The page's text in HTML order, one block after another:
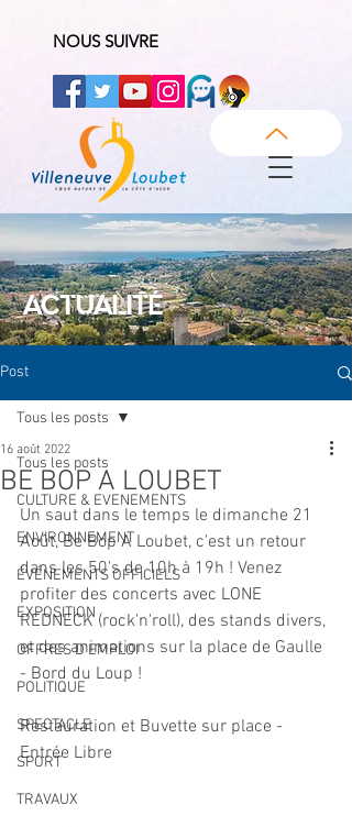
NOUS SUIVRE
ACTUALITÉ
Post
Tous les posts
CULTURE & EVENEMENTS
ENVIRONNEMENT
ÉVÉNEMENTS OFFICIELS
EXPOSITION
OFFRES D'EMPLOI
POLITIQUE
SPECTACLE
SPORT
TRAVAUX
Tous les posts
BE BOP A LOUBET
16 août 2022
Un saut dans le temps le dimanche 21
Août, Be Bop A Loubet, c'est un retour
dans les 50's de 10h à 19h ! Venez
profiter des concerts avec LONE
REDNECK (rock'n'roll), des stands divers,
et des animations sur la place de Gaulle
- Bord du Loup !
Restauration et Buvette sur place -
Entrée Libre